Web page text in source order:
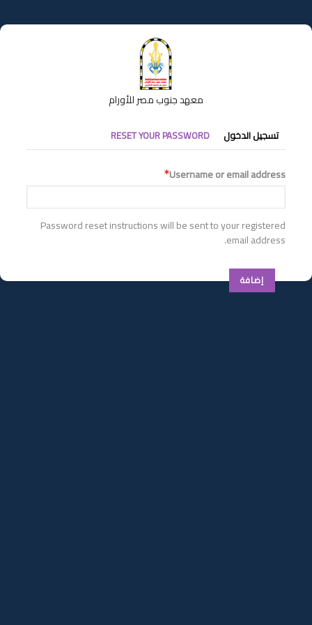
إلى
المحتوى
معهد جنوب مصر للأورام
التبويبات
الأساسية
تسجيل الدخول RESET YOUR PASSWORD
Username or email address
Password reset instructions will be sent to your registered
email address.